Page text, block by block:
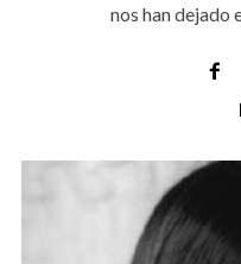
nos han dejado